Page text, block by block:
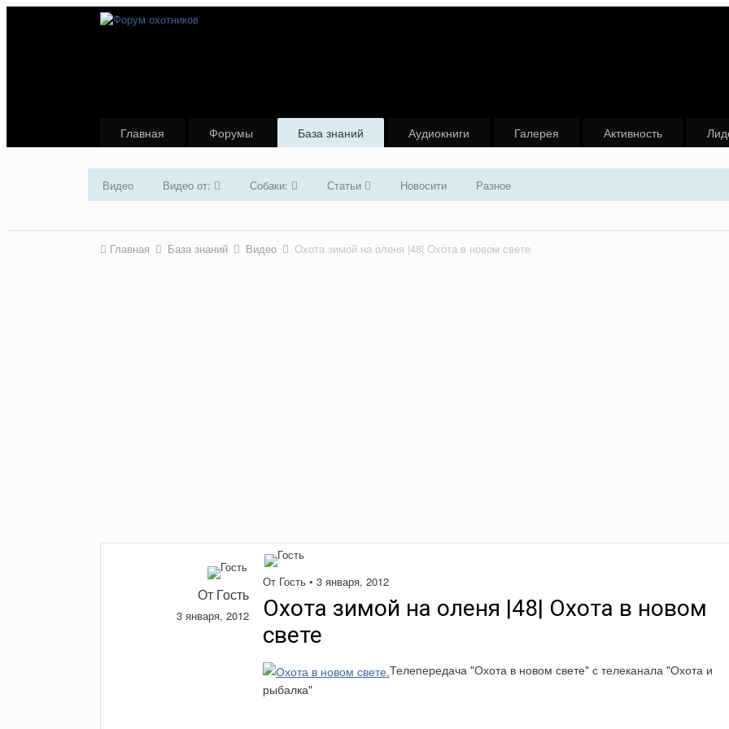
Главная Форумы База знаний
Видео Видео от: Собаки: Статьи Новосити Разное
Аудиокниги Галерея Активность
Главная База знаний Видео Охота зимой на оленя |48| Охота в новом свете
От Гость
3 января, 2012
От Гость • 3 января, 2012
Охота зимой на оленя |48| Охота в новом
свете
Телепередача "Охота в новом свете" с телеканала "Охота и
рыбалка"